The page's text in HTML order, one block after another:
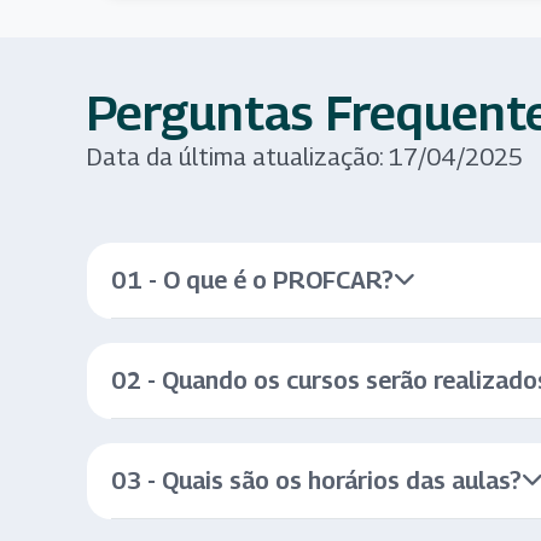
Perguntas
Data da última atualização: 17/04/2025
01 - O que é o PROFCAR?
02 - Quando os cursos serão
03 - Quais são os horários das aulas?